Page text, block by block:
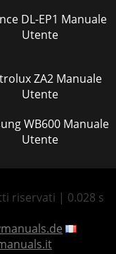
Manuale
Utente
Manuale
Utente
Manuale
Utente
riservati | 0.028 s